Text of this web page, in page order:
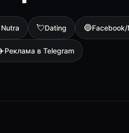
Nutra 💘Dating 🔵
Реклама в Telegram